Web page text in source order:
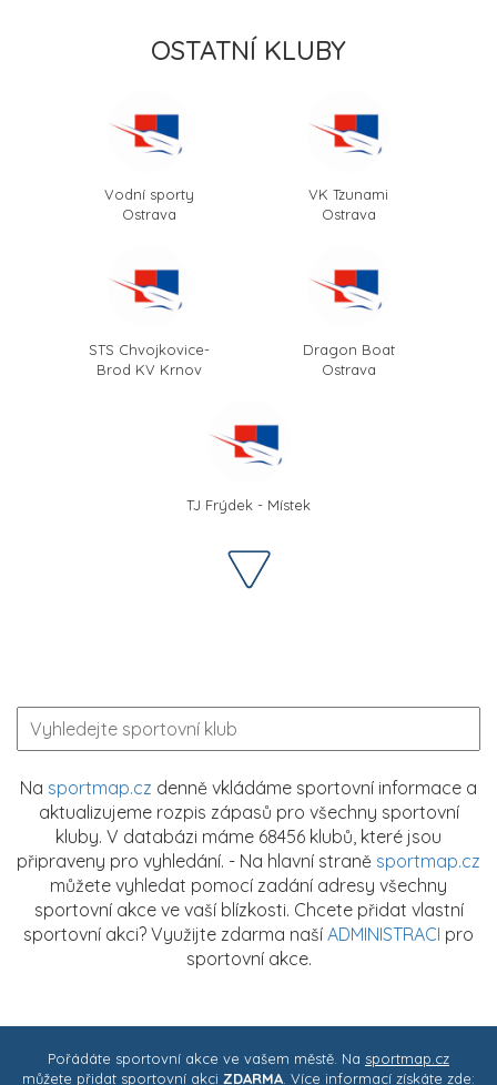
OSTATNÍ KLUBY
Vodní sporty
Ostrava
VK Tzunami
Ostrava
STS Chvojkovice-
Brod KV Krnov
Dragon Boat
Ostrava
TJ Frýdek - Místek
Na sportmap.cz denně vkládáme sportovní informace a
aktualizujeme rozpis zápasů pro všechny sportovní
kluby. V databázi máme 68456 klubů, které jsou
připraveny pro vyhledání. - Na hlavní straně sportmap.cz
můžete vyhledat pomocí zadání adresy všechny
sportovní akce ve vaší blízkosti. Chcete přidat vlastní
sportovní akci? Využijte zdarma naší ADMINISTRACI pro
sportovní akce.
Pořádáte sportovní akce ve vašem městě. Na sportmap.cz
můžete přidat sportovní akci ZDARMA . Více informací získáte zde: